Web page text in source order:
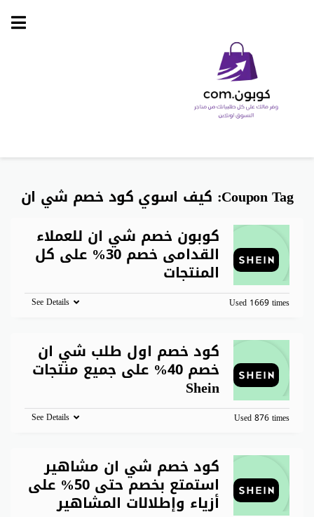
Skip
Coupon Tag: كيف اسوي كود خصم شي ان
كوبون خصم شي ان للعملاء
القدامى خصم 30% على كل
المنتجات
Used 1669 times
See Details
كود خصم اول طلب شي ان
خصم 40% على جميع منتجات
Shein
Used 876 times
See Details
كود خصم شي ان مشاهير
استمتع بخصم حتى 50% على
أزياء وإطلالات المشاهير